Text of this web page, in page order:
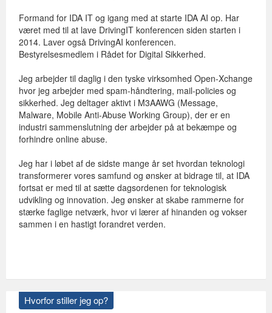
Formand for IDA IT og igang med at starte IDA AI op. Har
været med til at lave DrivingIT konferencen siden starten i
2014. Laver også DrivingAI konferencen.
Bestyrelsesmedlem i Rådet for Digital Sikkerhed.
Jeg arbejder til daglig i den tyske virksomhed Open-Xchange
hvor jeg arbejder med spam-håndtering, mail-policies og
sikkerhed. Jeg deltager aktivt i M3AAWG (Message,
Malware, Mobile Anti-Abuse Working Group), der er en
industri sammenslutning der arbejder på at bekæmpe og
forhindre online abuse.
Jeg har i løbet af de sidste mange år set hvordan teknologi
transformerer vores samfund og ønsker at bidrage til, at IDA
fortsat er med til at sætte dagsordenen for teknologisk
udvikling og innovation. Jeg ønsker at skabe rammerne for
stærke faglige netværk, hvor vi lærer af hinanden og vokser
sammen i en hastigt forandret verden.
Hvorfor stiller jeg op?